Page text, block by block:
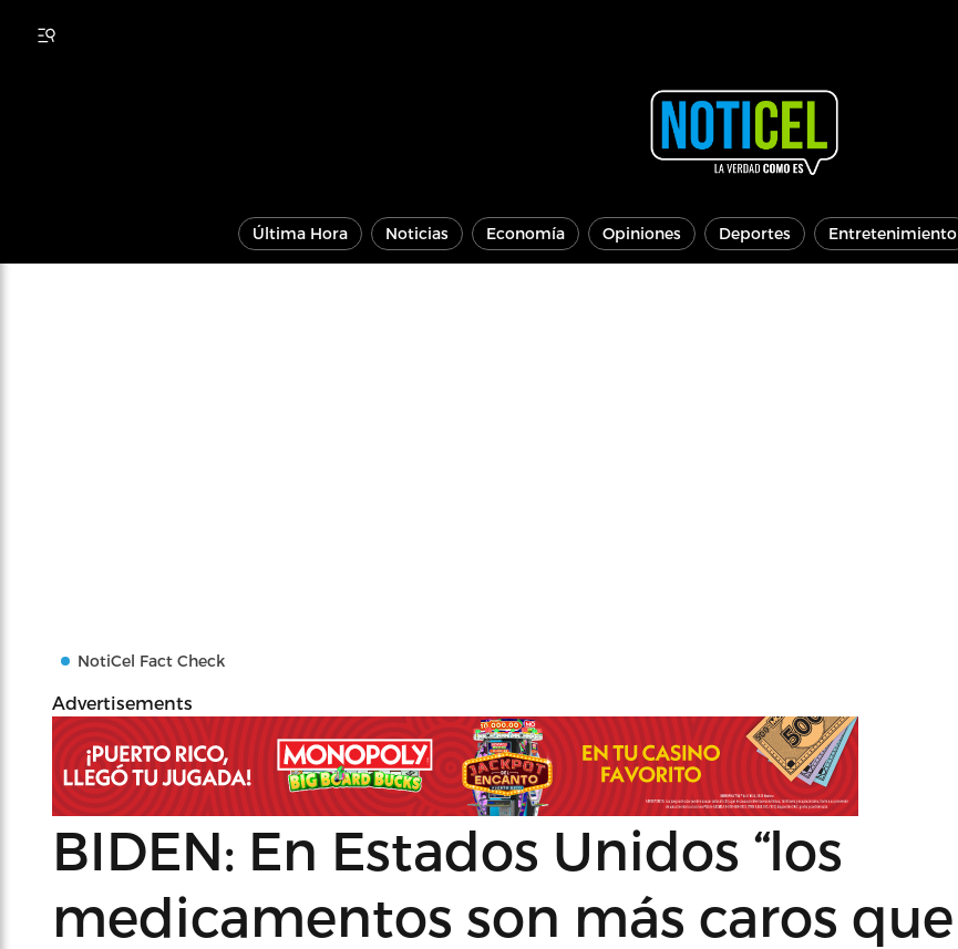
Última Hora Noticias Economía Opiniones Deportes Entretenimiento
NotiCel Fact Check
Advertisements
BIDEN: En Estados Unidos “los
medicamentos son más caros que